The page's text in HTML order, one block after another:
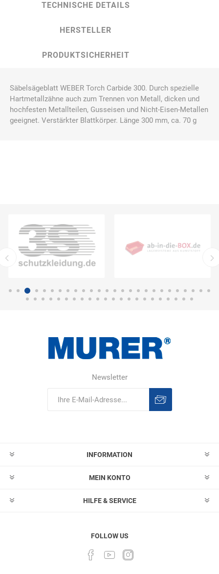
TECHNISCHE DETAILS
HERSTELLER
PRODUKTSICHERHEIT
Säbelsägeblatt WEBER Torch Carbide 300. Durch spezielle
Hartmetallzähne auch zum Trennen von Metall, dicken und
hochfesten Metallteilen, Gusseisen und Nicht-Eisen-Metallen
geeignet. Verstärkter Blattkörper. Länge 300 mm, ca. 70 g
Newsletter
INFORMATION
MEIN KONTO
HILFE & SERVICE
FOLLOW US